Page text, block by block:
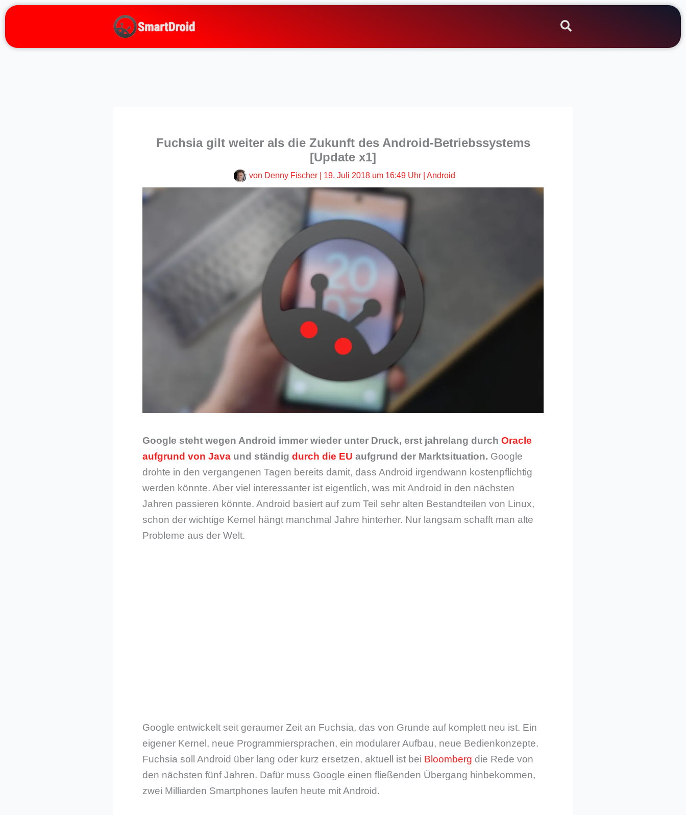
Zum
springen
Fuchsia gilt weiter als die Zukunft des Android-Betriebssystems
[Update x1]
von Denny Fischer 19. Juli 2018 um 16:49 Uhr| Android
Google steht wegen Android immer wieder unter Druck, erst jahrelang durch Oracle
aufgrund von Java und ständig durch die EU aufgrund der Marktsituation. Google
drohte in den vergangenen Tagen bereits damit, dass Android irgendwann kostenpflichtig
werden könnte. Aber viel interessanter ist eigentlich, was mit Android in den nächsten
Jahren passieren könnte. Android basiert auf zum Teil sehr alten Bestandteilen von Linux,
schon der wichtige Kernel hängt manchmal Jahre hinterher. Nur langsam schafft man alte
Probleme aus der Welt.
Google entwickelt seit geraumer Zeit an Fuchsia, das von Grunde auf komplett neu ist. Ein
eigener Kernel, neue Programmiersprachen, ein modularer Aufbau, neue Bedienkonzepte.
Fuchsia soll Android über lang oder kurz ersetzen, aktuell ist bei Bloomberg die Rede von
den nächsten fünf Jahren. Dafür muss Google einen fließenden Übergang hinbekommen,
zwei Milliarden Smartphones laufen heute mit Android.